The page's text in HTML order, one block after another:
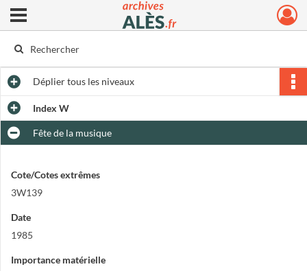
Archives municipales d'Alès
Ouvrir le menu déroulant
Dépliertous les niveaux
Index W
Fête de la musique
Cote/Cotes extrêmes
3W139
Date
1985
Importance matérielle